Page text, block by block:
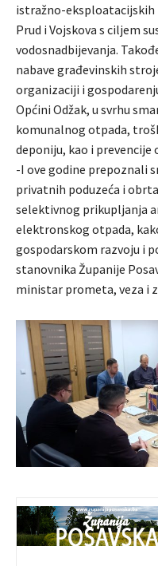
istražno-eksploatacijskih
Prud i Vojskova s ciljem
vodosnadbijevanja.
nabave građevinskih
organizaciji i
Općini Odžak, u svrhu
komunalnog otpada,
deponiju, kao i prevencije
-I ove godine prepoznali
privatnih poduzeća i
selektivnog prikupljanja
elektronskog otpada,
gospodarskom razvoju i
stanovnika Županije
ministar prometa, veza i